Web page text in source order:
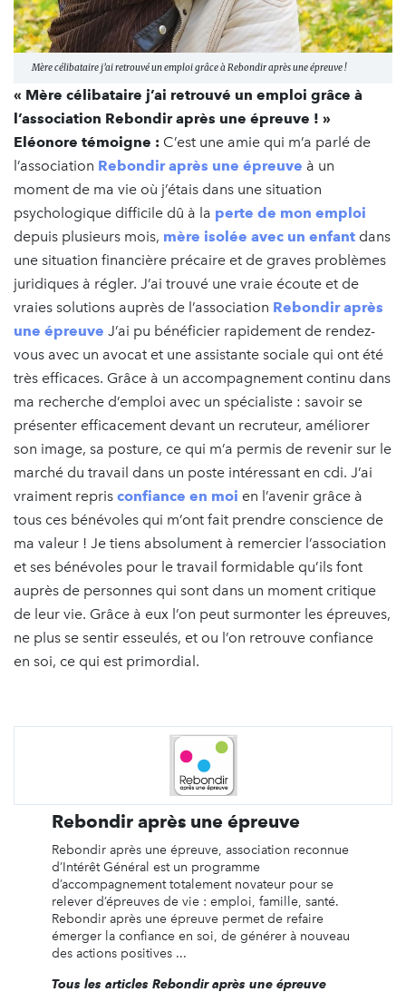
Mère célibataire j’ai retrouvé un emploi grâce à Rebondir après une épreuve !
« Mère célibataire j’ai retrouvé un emploi grâce à
l’association Rebondir après une épreuve ! »
Eléonore témoigne : C’est une amie qui m’a parlé de
l’association Rebondir après une épreuve à un
moment de ma vie où j’étais dans une situation
psychologique difficile dû à la perte de mon emploi
depuis plusieurs mois, mère isolée avec un enfant dans
une situation financière précaire et de graves problèmes
juridiques à régler. J’ai trouvé une vraie écoute et de
vraies solutions auprès de l’association Rebondir après
une épreuve J’ai pu bénéficier rapidement de rendez-
vous avec un avocat et une assistante sociale qui ont été
très efficaces. Grâce à un accompagnement continu dans
ma recherche d’emploi avec un spécialiste : savoir se
présenter efficacement devant un recruteur, améliorer
son image, sa posture, ce qui m’a permis de revenir sur le
marché du travail dans un poste intéressant en cdi. J’ai
vraiment repris confiance en moi en l’avenir grâce à
tous ces bénévoles qui m’ont fait prendre conscience de
ma valeur ! Je tiens absolument à remercier l’association
et ses bénévoles pour le travail formidable qu’ils font
auprès de personnes qui sont dans un moment critique
de leur vie. Grâce à eux l’on peut surmonter les épreuves,
ne plus se sentir esseulés, et ou l’on retrouve confiance
en soi, ce qui est primordial.
Rebondir après une épreuve
Rebondir après une épreuve, association reconnue
d’Intérêt Général est un programme
d’accompagnement totalement novateur pour se
relever d’épreuves de vie : emploi, famille, santé.
Rebondir après une épreuve permet de refaire
émerger la confiance en soi, de générer à nouveau
des actions positives ...
Tous les articles Rebondir après une épreuve